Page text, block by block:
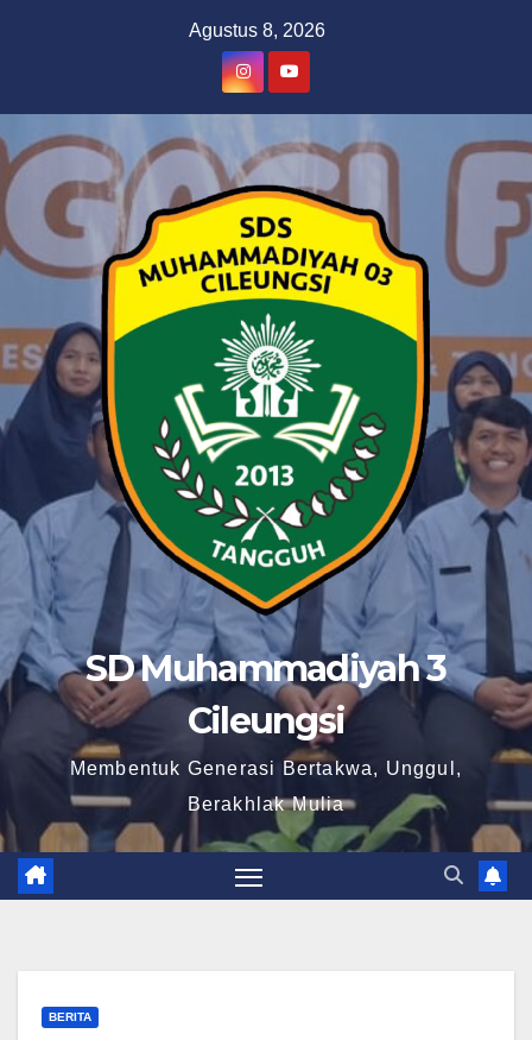
Agustus 8, 2026
SD Muhammadiyah 3
Cileungsi
Membentuk Generasi Bertakwa, Unggul,
Berakhlak Mulia
BERITA